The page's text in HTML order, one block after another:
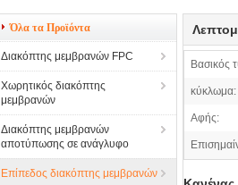
Όλα τα Προϊόντα
Διακόπτης μεμβρανών FPC
Χωρητικός διακόπτης
μεμβρανών
Διακόπτης μεμβρανών
αποτύπωσης σε ανάγλυφο
Επίπεδος διακόπτης μεμβρανών
Βασικός
κύκλωμα:
Αφής: